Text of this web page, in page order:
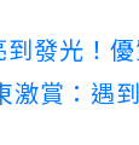
發光！
激賞：遇